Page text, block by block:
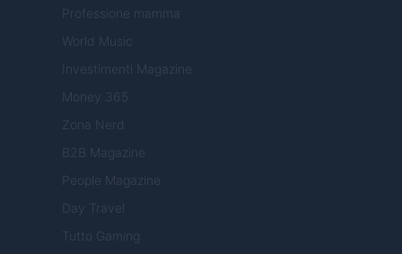
Professione mamma
World Music
Investimenti Magazine
Money 365
Zona Nerd
B2B Magazine
People Magazine
Day Travel
Tutto Gaming